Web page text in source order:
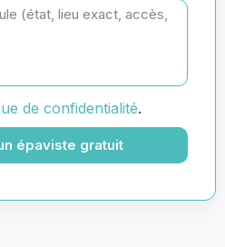
de confidentialité.
épaviste gratuit